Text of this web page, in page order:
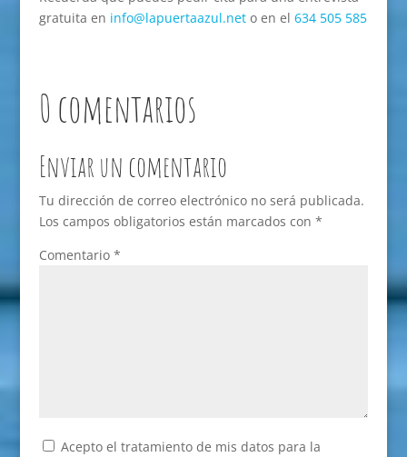
gratuita en info@lapuertaazul.neto en el 634 505 585
0 comentarios
Enviar un comentario
Tu dirección de correo electrónico no será publicada.
Los campos obligatorios están marcados con *
Comentario *
Acepto el tratamiento de mis datos para la